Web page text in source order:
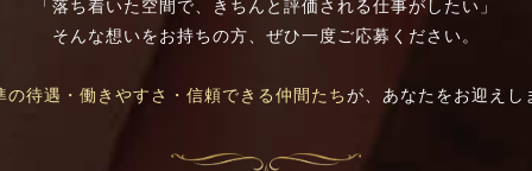
「落ち着いた空間で、きちんと評価される仕事がしたい」
そんな想いをお持ちの方、ぜひ一度ご応募ください。
の待遇・働きやすさ・信頼できる仲間たちが、あなたをお迎えし